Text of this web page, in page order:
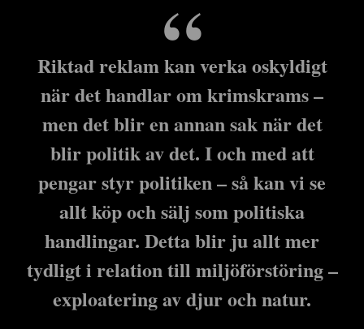
Riktad reklam kan verka oskyldigt
när det handlar om krimskrams –
men det blir en annan sak när det
blir politik av det. I och med att
pengar styr politiken – så kan vi se
allt köp och sälj som politiska
handlingar. Detta blir ju allt mer
tydligt i relation till miljöförstöring –
exploatering av djur och natur.